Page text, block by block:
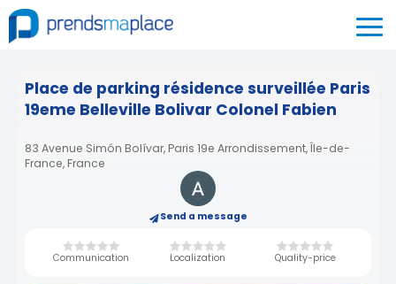
Place de parking résidence surveillée Paris
19eme Belleville Bolivar Colonel Fabien
83 Avenue Simón Bolívar, Paris 19e Arrondissement, Île-de-
France, France
Send a message
Communication Localization Quality-price